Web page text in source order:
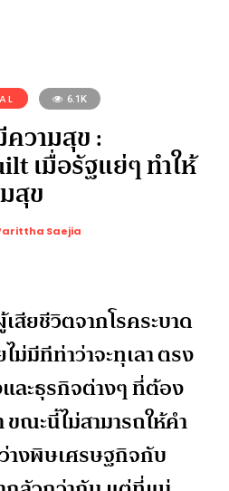
6.1K
วามสุข :
เมื่อรัฐแย่ๆ ทำให้
สุข
Saejia
สียชีวิตจากโรคระบาด
มีทีท่าว่าจะทุเลา ตรง
ละธุรกิจต่างๆ ที่ต้อง
ณะนี้ไม่สามารถให้คำ
างพิษเศรษฐกิจกับ